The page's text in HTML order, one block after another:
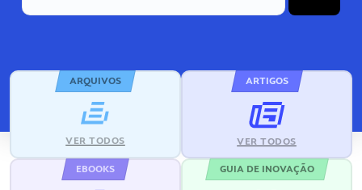
ARQUIVOS
VER TODOS
ARTIGOS
VER TODOS
EBOOKS GUIA DE INOVAÇÃO